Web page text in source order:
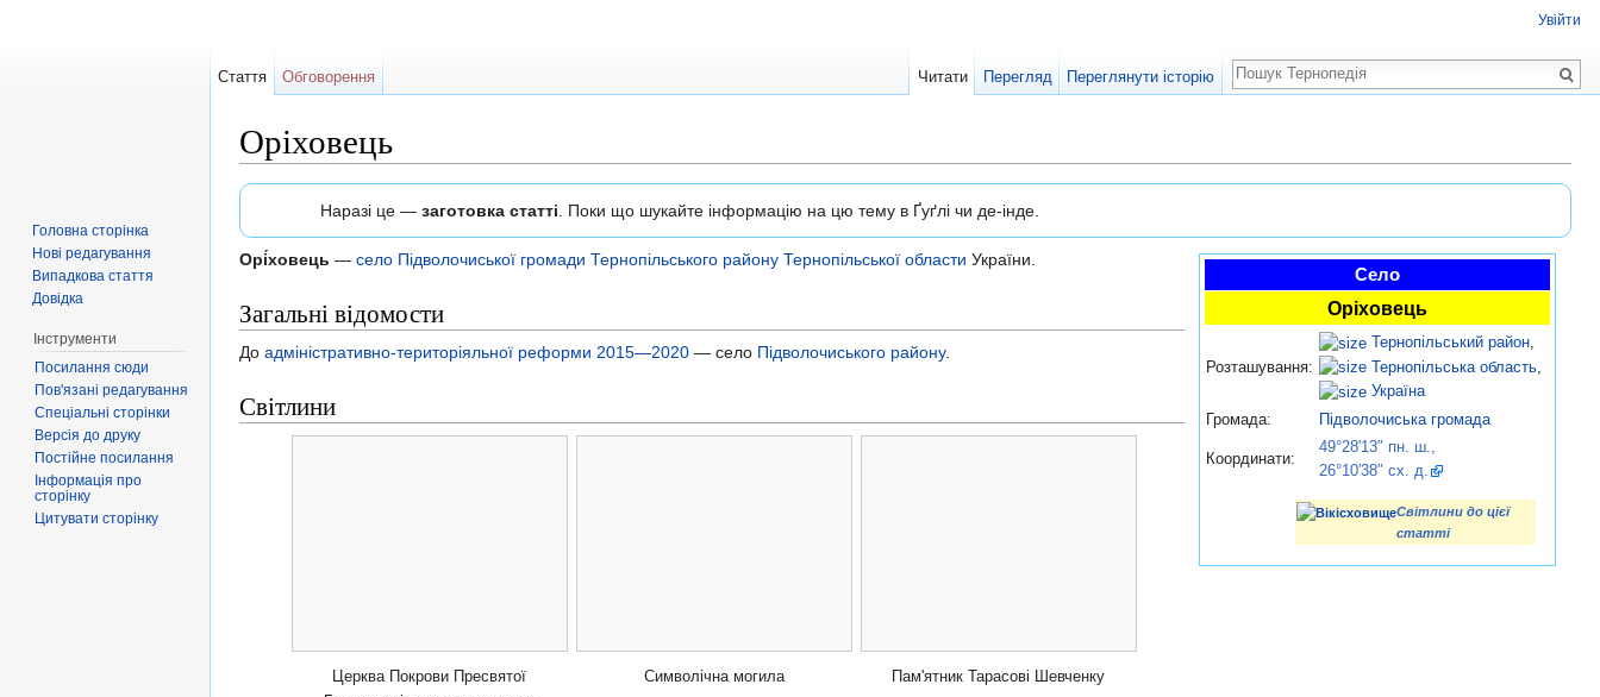
Оріховець
Наразі це — заготовка статті. Поки що шукайте інформацію на цю тему в Ґуґлі чи де-інде.
Село
Оріховець
Розташування:
Тернопільський район,
Тернопільська область
Україна
Громада:
Підволочиська громада
Координати:
49°28′13″ пн. ш.,
26°10′38″ сх. д.
Світлини до цієї
статті
Орі́ховець — село Підволочиської громади Тернопільського району Тернопільської области України.
Загальні відомости
До адміністративно-територіяльної реформи 2015—2020 — село Підволочиського району.
Світлини
Церква Покрови Пресвятої
Символічна могила Пам'ятник Тарасові Шевченку
Увійти
Стаття Обговорення Читати Перегляд Переглянути історію
Пошук
Головна сторінка
Нові редагування
Випадкова стаття
Довідка
Інструменти
Посилання сюди
Пов'язані редагування
Спеціальні сторінки
Версія до друку
Постійне посилання
Інформація про
сторінку
Цитувати сторінку